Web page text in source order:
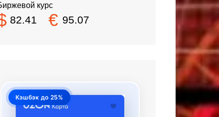
курс
82.41 € 95.07
Кэшбэк до 25%